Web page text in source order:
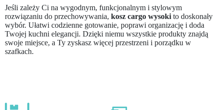
Jeśli zależy Ci na wygodnym, funkcjonalnym i stylowym
rozwiązaniu do przechowywania, kosz cargo wysoki to doskonały
wybór. Ułatwi codzienne gotowanie, poprawi organizację i doda
Twojej kuchni elegancji. Dzięki niemu wszystkie produkty znajdą
swoje miejsce, a Ty zyskasz więcej przestrzeni i porządku w
szafkach.